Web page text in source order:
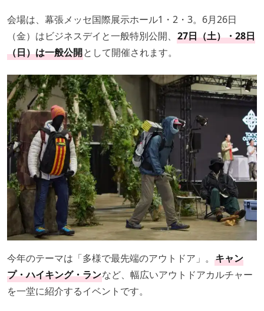
会場は、幕張メッセ国際展示ホール1・2・3。6月26日
（金）はビジネスデイと一般特別公開、 27日（土）・28日
（日）は一般公開として開催されます。
今年のテーマは「多様で最先端のアウトドア」。 キャン
プ・ハイキング・ランなど、幅広いアウトドアカルチャー
を一堂に紹介するイベントです。